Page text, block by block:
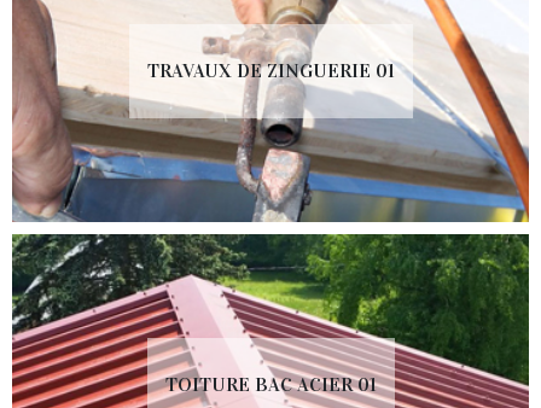
TRAVAUX DE ZINGUERIE 01
TOITURE BAC ACIER 01